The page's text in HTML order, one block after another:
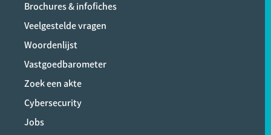
Brochures & infofiches
Veelgestelde vragen
Woordenlijst
Vastgoedbarometer
Zoek een akte
Cybersecurity
Jobs